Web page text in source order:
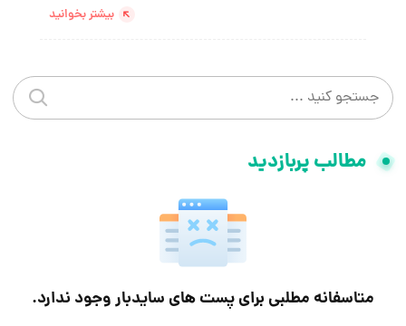
بیشتر بخوانید
جستجو در سایت
مطالب پربازدید
متاسفانه مطلبی برای پست های سایدبار وجود ندارد.